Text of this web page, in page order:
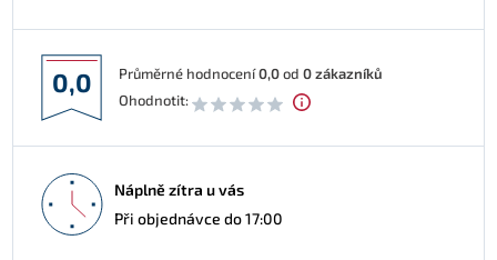
0,0 Průměrné hodnocení0,0od 0zákazníků
Ohodnotit:
Náplně zítra u vás
Při objednávce do 17:00